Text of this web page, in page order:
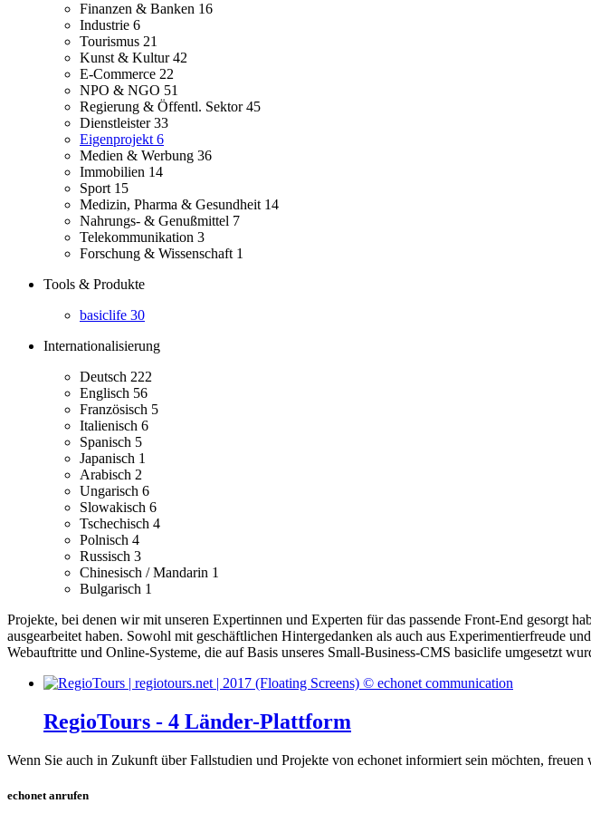
Finanzen & Banken 16
Industrie 6
Tourismus 21
Kunst & Kultur42
E-Commerce 22
NPO & NGO 51
Regierung & Öffentl. Sektor45
Dienstleister33
Eigenprojekt 6
Medien & Werbung 36
Immobilien 14
Sport 15
Medizin, Pharma & Gesundheit 14
Nahrungs- & Genußmittel 7
Telekommunikation 3
Forschung & Wissenschaft 1
Tools & Produkte
basiclife 30
Internationalisierung
Deutsch 222
Englisch 56
Französisch 5
Italienisch 6
Spanisch 5
Japanisch 1
Arabisch 2
Ungarisch 6
Slowakisch 6
Tschechisch 4
Polnisch 4
Russisch 3
Chinesisch / Mandarin 1
Bulgarisch 1
Projekte, bei denen wir mit unseren Expertinnen und Experten für das passende Front-End gesorgt
ausgearbeitet haben. Sowohl mit geschäftlichen Hintergedanken als auch aus Experimentierfreude
Webauftritte und Online-Systeme, die auf Basis unseres Small-Business-CMS basiclife umgesetzt
RegioTours - 4 Länder-Plattform
Wenn Sie auch in Zukunft über Fallstudien und Projekte von echonet informiert sein möchten,
echonet anrufen